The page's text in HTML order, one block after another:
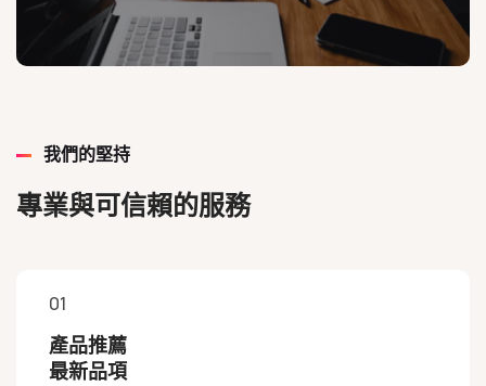
我們的堅持
專業與可信賴的服務
01
產品推薦
最新品項